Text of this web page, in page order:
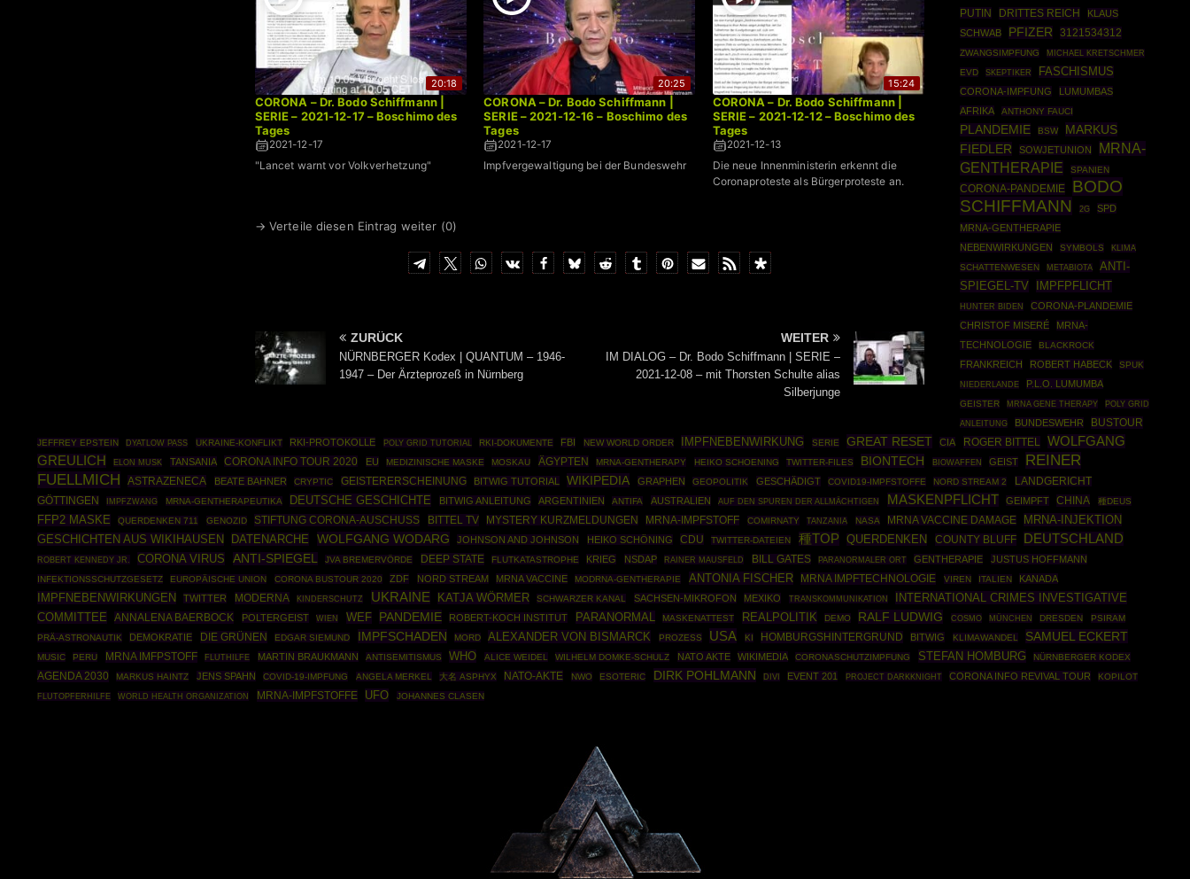
20:18
CORONA – Dr. Bodo Schiffmann |
SERIE – 2021-12-17 – Boschimo des
Tages
2021-12-17
"Lancet warnt vor Volkverhetzung"
20:25
CORONA – Dr. Bodo Schiffmann |
SERIE – 2021-12-16 – Boschimo des
Tages
2021-12-17
Impfvergewaltigung bei der Bundeswehr
15:24
CORONA – Dr. Bodo Schiffmann |
SERIE – 2021-12-12 – Boschimo des
Tages
2021-12-13
Die neue Innenministerin erkennt die
Coronaproteste als Bürgerproteste an.
→ Verteile diesen Eintrag weiter (0)
ZURÜCK
NÜRNBERGER Kodex | QUANTUM – 1946-
1947 – Der Ärzteprozeß in Nürnberg
WEITER
IM DIALOG – Dr. Bodo Schiffmann | SERIE –
2021-12-08 – mit Thorsten Schulte alias
Silberjunge
PUTIN
DRITTES REICH
KLAUS
SCHWAB
PFIZER 3121534312
ZWANGSIMPFUNG MICHAEL KRETSCHMER
EVD SKEPTIKER FASCHISMUS
CORONA-IMPFUNG
LUMUMBAS
AFRIKA
ANTHONY FAUCI
PLANDEMIE BSW
MARKUS
FIEDLER
SOWJETUNION
MRNA-
GENTHERAPIE
SPANIEN
CORONA-PANDEMIE
BODO
SCHIFFMANN
2G
SPD
MRNA-GENTHERAPIE
NEBENWIRKUNGEN
SYMBOLS KLIMA
SCHATTENWESEN METABIOTA
ANTI-
SPIEGEL-TV
IMPFPFLICHT
HUNTER BIDEN
CORONA-PLANDEMIE
CHRISTOF MISERÉ
MRNA-
TECHNOLOGIE
BLACKROCK
FRANKREICH ROBERT HABECK SPUK
NIEDERLANDE P.L.O. LUMUMBA
GEISTER MRNA GENE THERAPY
POLY GRID
ANLEITUNG
BUNDESWEHR BUSTOUR
JEFFREY EPSTEIN DYATLOW PASS UKRAINE-KONFLIKT RKI-PROTOKOLLE POLY GRID TUTORIAL RKI-DOKUMENTE FBI NEW WORLD ORDER IMPFNEBENWIRKUNG SERIE GREAT RESET CIA ROGER BITTEL WOLFGANG
GREULICH
ELON MUSK TANSANIA CORONA INFO TOUR 2020 EU MEDIZINISCHE MASKE MOSKAU ÄGYPTEN MRNA-GENTHERAPY HEIKO SCHOENING TWITTER-FILES BIONTECH BIOWAFFEN GEIST
REINER
FUELLMICH
ASTRAZENECA BEATE BAHNER CRYPTIC GEISTERERSCHEINUNG BITWIG TUTORIAL WIKIPEDIA GRAPHEN GEOPOLITIK GESCHÄDIGT COVID19-IMPFSTOFFE NORD STREAM 2
LANDGERICHT
GÖTTINGEN
IMPFZWANG MRNA-GENTHERAPEUTIKA DEUTSCHE GESCHICHTE BITWIG ANLEITUNG ARGENTINIEN ANTIFA AUSTRALIEN AUF DEN SPUREN DER ALLMÄCHTIGEN MASKENPFLICHT GEIMPFT CHINA 種DEUS
FFP2 MASKE QUERDENKEN 711 GENOZID STIFTUNG CORONA-AUSCHUSS BITTEL TV MYSTERY KURZMELDUNGEN MRNA-IMPFSTOFF COMIRNATY TANZANIA NASA MRNA VACCINE DAMAGE
MRNA-INJEKTION
GESCHICHTEN AUS WIKIHAUSEN
DATENARCHE WOLFGANG WODARG JOHNSON AND JOHNSON HEIKO SCHÖNING CDU TWITTER-DATEIEN 種TOP QUERDENKEN COUNTY BLUFF DEUTSCHLAND
ROBERT KENNEDY JR. CORONA VIRUS ANTI-SPIEGEL JVA BREMERVÖRDE DEEP STATE FLUTKATASTROPHE KRIEG NSDAP RAINER MAUSFELD BILL GATES PARANORMALER ORT GENTHERAPIE JUSTUS HOFFMANN
INFEKTIONSSCHUTZGESETZ EUROPÄISCHE UNION CORONA BUSTOUR 2020 ZDF NORD STREAM MRNA VACCINE MODRNA-GENTHERAPIE ANTONIA FISCHER MRNA IMPFTECHNOLOGIE VIREN ITALIEN KANADA
IMPFNEBENWIRKUNGEN TWITTER MODERNA KINDERSCHUTZ UKRAINE KATJA WÖRMER SCHWARZER KANAL SACHSEN-MIKROFON MEXIKO TRANSKOMMUNIKATION
INTERNATIONAL CRIMES INVESTIGATIVE
COMMITTEE
ANNALENA BAERBOCK POLTERGEIST WIEN WEF PANDEMIE ROBERT-KOCH INSTITUT PARANORMAL MASKENATTEST REALPOLITIK DEMO RALF LUDWIG COSMO MÜNCHEN DRESDEN
PSIRAM
PRÄ-ASTRONAUTIK
DEMOKRATIE DIE GRÜNEN EDGAR SIEMUND IMPFSCHADEN MORD ALEXANDER VON BISMARCK PROZESS USA KI HOMBURGSHINTERGRUND BITWIG KLIMAWANDEL SAMUEL ECKERT
MUSIC PERU MRNA IMFPSTOFF FLUTHILFE MARTIN BRAUKMANN ANTISEMITISMUS WHO ALICE WEIDEL WILHELM DOMKE-SCHULZ NATO AKTE WIKIMEDIA CORONASCHUTZIMPFUNG STEFAN HOMBURG NÜRNBERGER KODEX
AGENDA 2030 MARKUS HAINTZ JENS SPAHN COVID-19-IMPFUNG ANGELA MERKEL 大名 ASPHYX NATO-AKTE NWO ESOTERIC DIRK POHLMANN DIVI EVENT 201 PROJECT DARKKNIGHT CORONA INFO REVIVAL TOUR KOPILOT
FLUTOPFERHILFE WORLD HEALTH ORGANIZATION MRNA-IMPFSTOFFE UFO JOHANNES CLASEN
Powered By :